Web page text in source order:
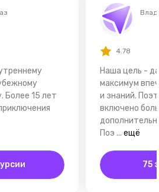
Более 15 лет
4.78
Наша цель -
максимум
и знаний.
включено
Поэ ... ещё
75